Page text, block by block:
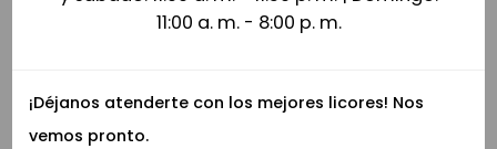
37,000
11:00 a. m. - 8:00 p. m.
¡Déjanos atenderte con los mejores licores! Nos
vemos pronto.